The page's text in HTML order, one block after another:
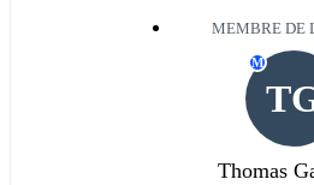
MEMBRE DE
M
Thomas